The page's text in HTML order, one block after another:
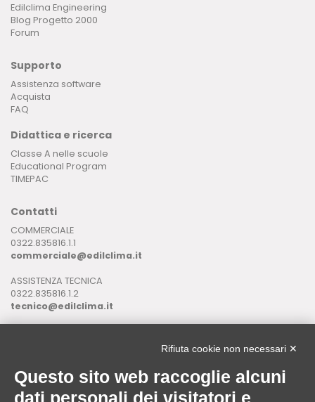
Edilclima Engineering
Blog Progetto 2000
Forum
Supporto
Assistenza software
Acquista
FAQ
Didattica e ricerca
Classe A nelle scuole
Educational Program
TIMEPAC
Contatti
COMMERCIALE
0322.835816.1.1
commerciale@edilclima.it
ASSISTENZA TECNICA
0322.835816.1.2
tecnico@edilclima.it
Download
Rifiuta cookie non necessari ✕
Questo sito web raccoglie alcuni
dati personali dei visitatori e